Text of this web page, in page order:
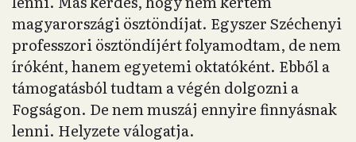
magyarországi ösztöndíjat. Egyszer Széchenyi
professzori ösztöndíjért folyamodtam, de nem
íróként, hanem egyetemi oktatóként. Ebből a
támogatásból tudtam a végén dolgozni a
Fogságon. De nem muszáj ennyire finnyásnak
lenni. Helyzete válogatja.